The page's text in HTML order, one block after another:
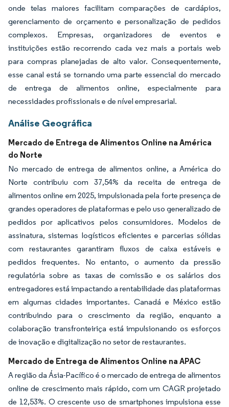
onde telas maiores facilitam comparações de cardápios,
gerenciamento de orçamento e personalização de pedidos
complexos. Empresas, organizadores de eventos e
instituições estão recorrendo cada vez mais a portais web
para compras planejadas de alto valor. Consequentemente,
esse canal está se tornando uma parte essencial do mercado
de entrega de alimentos online, especialmente para
necessidades profissionais e de nível empresarial.
Análise Geográfica
Mercado de Entrega de Alimentos Online na América
do Norte
No mercado de entrega de alimentos online, a América do
Norte contribuiu com 37,54% da receita de entrega de
alimentos online em 2025, impulsionada pela forte presença de
grandes operadores de plataformas e pelo uso generalizado de
pedidos por aplicativos pelos consumidores. Modelos de
assinatura, sistemas logísticos eficientes e parcerias sólidas
com restaurantes garantiram fluxos de caixa estáveis e
pedidos frequentes. No entanto, o aumento da pressão
regulatória sobre as taxas de comissão e os salários dos
entregadores está impactando a rentabilidade das plataformas
em algumas cidades importantes. Canadá e México estão
contribuindo para o crescimento da região, enquanto a
colaboração transfronteiriça está impulsionando os esforços
de inovação e digitalização no setor de restaurantes.
Mercado de Entrega de Alimentos Online na APAC
A região da Ásia-Pacífico é o mercado de entrega de alimentos
online de crescimento mais rápido, com um CAGR projetado
de 12,53%. O crescente uso de smartphones impulsiona esse